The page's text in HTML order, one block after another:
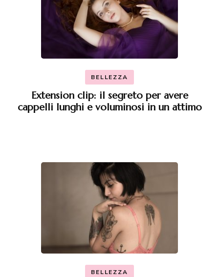
BELLEZZA
Extension clip: il segreto per avere
cappelli lunghi e voluminosi in un attimo
BELLEZZA